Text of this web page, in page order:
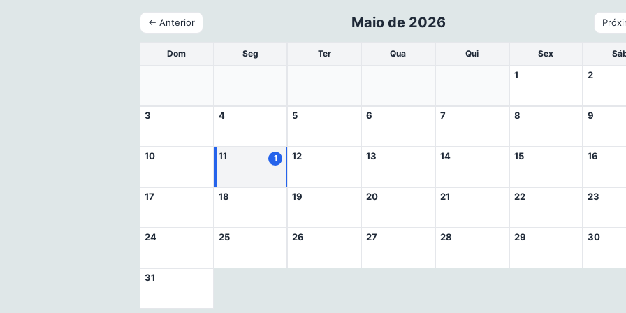
← Anterior Maio de 2026
Dom Seg Ter Qua Qui Sex
1 2
3 4 5 6 7 8 9
10 11 1 12 13 14 15 16
17 18 19 20 21 22 23
24 25 26 27 28 29 30
31